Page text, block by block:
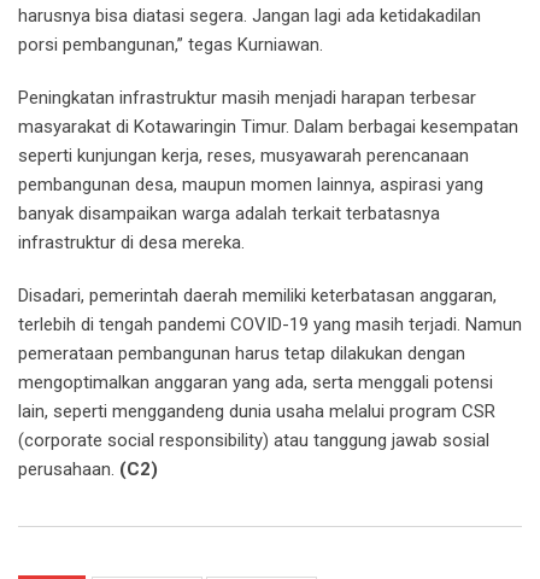
harusnya bisa diatasi segera. Jangan lagi ada ketidakadilan
porsi pembangunan,” tegas Kurniawan.
Peningkatan infrastruktur masih menjadi harapan terbesar
masyarakat di Kotawaringin Timur. Dalam berbagai kesempatan
seperti kunjungan kerja, reses, musyawarah perencanaan
pembangunan desa, maupun momen lainnya, aspirasi yang
banyak disampaikan warga adalah terkait terbatasnya
infrastruktur di desa mereka.
Disadari, pemerintah daerah memiliki keterbatasan anggaran,
terlebih di tengah pandemi COVID-19 yang masih terjadi. Namun
pemerataan pembangunan harus tetap dilakukan dengan
mengoptimalkan anggaran yang ada, serta menggali potensi
lain, seperti menggandeng dunia usaha melalui program CSR
(corporate social responsibility) atau tanggung jawab sosial
perusahaan. (C2)